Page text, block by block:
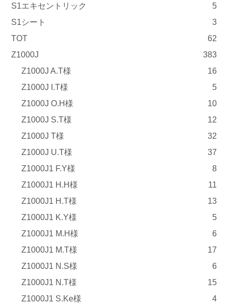
S1エキセントリック
5
S1シート
3
TOT
62
Z1000J
383
Z1000J A.T様
16
Z1000J I.T様
5
Z1000J O.H様
10
Z1000J S.T様
12
Z1000J T様
32
Z1000J U.T様
37
Z1000J1 F.Y様
8
Z1000J1 H.H様
11
Z1000J1 H.T様
13
Z1000J1 K.Y様
5
Z1000J1 M.H様
6
Z1000J1 M.T様
17
Z1000J1 N.S様
6
Z1000J1 N.T様
15
Z1000J1 S.Ke様
4